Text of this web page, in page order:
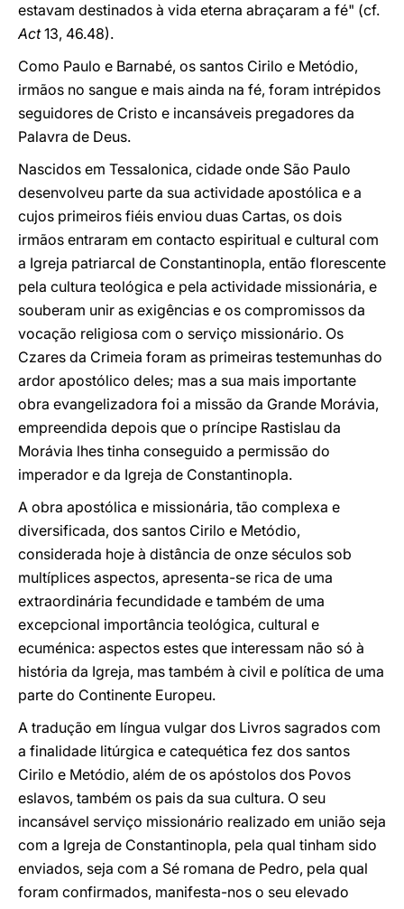
estavam destinados à vida eterna abraçaram a fé" (cf.
Act13, 46.48).
Como Paulo e Barnabé, os santos Cirilo e Metódio,
irmãos no sangue e mais ainda na fé, foram intrépidos
seguidores de Cristo e incansáveis pregadores da
Palavra de Deus.
Nascidos em Tessalonica, cidade onde São Paulo
desenvolveu parte da sua actividade apostólica e a
cujos primeiros fiéis enviou duas Cartas, os dois
irmãos entraram em contacto espiritual e cultural com
a Igreja patriarcal de Constantinopla, então florescente
pela cultura teológica e pela actividade missionária, e
souberam unir as exigências e os compromissos da
vocação religiosa com o serviço missionário. Os
Czares da Crimeia foram as primeiras testemunhas do
ardor apostólico deles; mas a sua mais importante
obra evangelizadora foi a missão da Grande Morávia,
empreendida depois que o príncipe Rastislau da
Morávia lhes tinha conseguido a permissão do
imperador e da Igreja de Constantinopla.
A obra apostólica e missionária, tão complexa e
diversificada, dos santos Cirilo e Metódio,
considerada hoje à distância de onze séculos sob
multíplices aspectos, apresenta-se rica de uma
extraordinária fecundidade e também de uma
excepcional importância teológica, cultural e
ecuménica: aspectos estes que interessam não só à
história da Igreja, mas também à civil e política de uma
parte do Continente Europeu.
A tradução em língua vulgar dos Livros sagrados com
a finalidade litúrgica e catequética fez dos santos
Cirilo e Metódio, além de os apóstolos dos Povos
eslavos, também os pais da sua cultura. O seu
incansável serviço missionário realizado em união seja
com a Igreja de Constantinopla, pela qual tinham sido
enviados, seja com a Sé romana de Pedro, pela qual
foram confirmados, manifesta-nos o seu elevado